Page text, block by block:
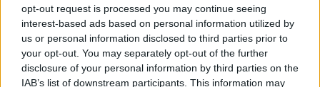
opt-out request is processed you may continue seeing
interest-based ads based on personal information utilized by
us or personal information disclosed to third parties prior to
your opt-out. You may separately opt-out of the further
disclosure of your personal information by third parties on the
IAB’s list of downstream participants. This information may
Paks II.: Mit jelent az 5. blokk új
mérföldköve a felülvizsgálat
árnyékában?